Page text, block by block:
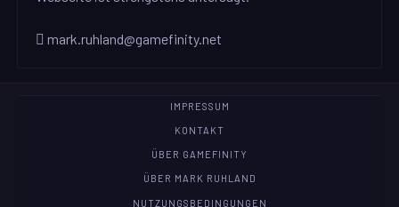
mark.ruhland@gamefinity.net
IMPRESSUM
KONTAKT
ÜBER GAMEFINITY
ÜBER MARK RUHLAND
NUTZUNGSBEDINGUNGEN